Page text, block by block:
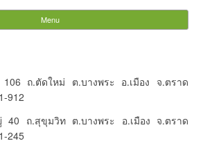
Dispensary
Search
for:
Menu
ถ.ตัดใหม่ ต.บางพระ อ.เมือง จ.ตราด
912
ถ.สุขุมวิท ต.บางพระ อ.เมือง จ.ตราด
245